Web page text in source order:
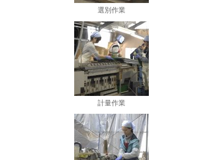
選別作業
計量作業